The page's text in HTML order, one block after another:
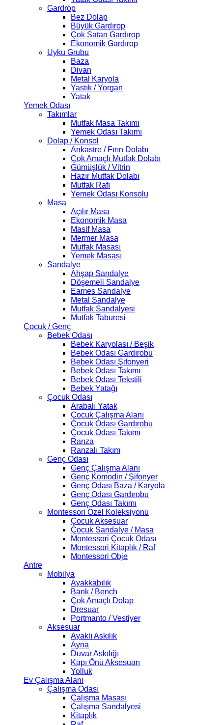
Gardrop
Bez Dolap
Büyük Gardırop
Çok Satan Gardırop
Ekonomik Gardırop
Uyku Grubu
Baza
Divan
Metal Karyola
Yastık / Yorgan
Yatak
Yemek Odası
Takımlar
Mutfak Masa Takımı
Yemek Odası Takımı
Dolap / Konsol
Ankastre / Fırın Dolabı
Çok Amaçlı Mutfak Dolabı
Gümüşlük / Vitrin
Hazır Mutfak Dolabı
Mutfak Rafı
Yemek Odası Konsolu
Masa
Açılır Masa
Ekonomik Masa
Masif Masa
Mermer Masa
Mutfak Masası
Yemek Masası
Sandalye
Ahşap Sandalye
Döşemeli Sandalye
Eames Sandalye
Metal Sandalye
Mutfak Sandalyesi
Mutfak Taburesi
Çocuk / Genç
Bebek Odası
Bebek Karyolası / Beşik
Bebek Odası Gardırobu
Bebek Odası Şifonyeri
Bebek Odası Takımı
Bebek Odası Tekstili
Bebek Yatağı
Çocuk Odası
Arabalı Yatak
Çocuk Çalışma Alanı
Çocuk Odası Gardırobu
Çocuk Odası Takımı
Ranza
Ranzalı Takım
Genç Odası
Genç Çalışma Alanı
Genç Komodin / Şifonyer
Genç Odası Baza / Karyola
Genç Odası Gardırobu
Genç Odası Takımı
Montessori Özel Koleksiyonu
Çocuk Aksesuar
Çocuk Sandalye / Masa
Montessori Çocuk Odası
Montessori Kitaplık / Raf
Montessori Obje
Antre
Mobilya
Ayakkabılık
Bank / Bench
Çok Amaçlı Dolap
Dresuar
Portmanto / Vestiyer
Aksesuar
Ayaklı Askılık
Ayna
Duvar Askılığı
Kapı Önü Aksesuarı
Yolluk
Ev Çalışma Alanı
Çalışma Odası
Çalışma Masası
Çalışma Sandalyesi
Kitaplık